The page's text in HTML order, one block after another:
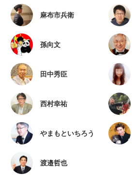
麻布市兵衛
孫向文
田中秀臣
西村幸祐
やまもといちろう
渡邉哲也